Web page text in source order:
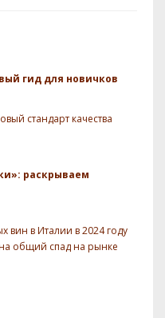
гид для новичков
стандарт качества
раскрываем
вин в Италии в 2024 году
общий спад на рынке